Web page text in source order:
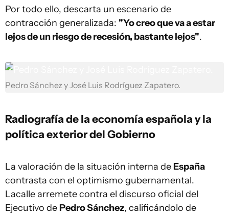
Por todo ello, descarta un escenario de
contracción generalizada: "Yo creo que va a estar
lejos de un riesgo de recesión, bastante lejos".
Pedro Sánchez y José Luis Rodríguez Zapatero.
Radiografía de la economía española y la
política exterior del Gobierno
La valoración de la situación interna de España
contrasta con el optimismo gubernamental.
Lacalle arremete contra el discurso oficial del
Ejecutivo de Pedro Sánchez, calificándolo de